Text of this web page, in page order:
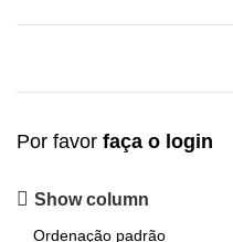
Por favor faça o login
Upholstered chair
Show column